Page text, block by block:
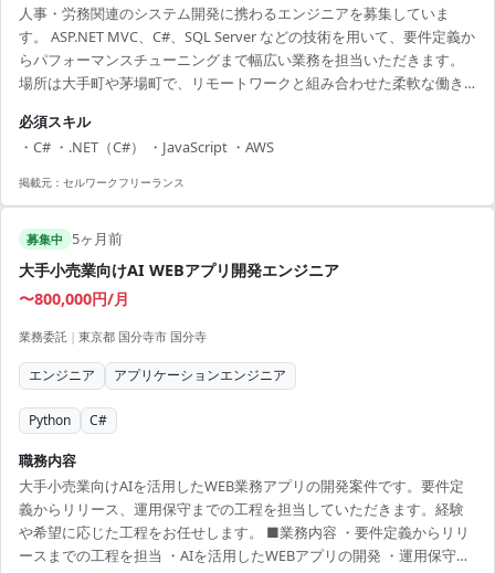
人事・労務関連のシステム開発に携わるエンジニアを募集していま
す。 ASP.NET MVC、C#、SQL Server などの技術を用いて、要件定義か
らパフォーマンスチューニングまで幅広い業務を担当いただきます。
場所は大手町や茅場町で、リモートワークと組み合わせた柔軟な働き
広い領域でスキルアップ可能 ・最新の技術環境での開発経験を積める
・リモート併用で柔軟な働き方ができる ・重要な役割を担えるポジシ
ョン ・スムーズなコミュニケーションが取れるチーム体制
必須スキル
・C# ・.NET（C#） ・JavaScript ・AWS
掲載元： セルワークフリーランス
募集中 5ヶ月前
大手小売業向けAI WEBアプリ開発エンジニア
〜800,000円/月
業務委託 | 東京都 国分寺市 国分寺
エンジニア アプリケーションエンジニア
Python C#
職務内容
大手小売業向けAIを活用したWEB業務アプリの開発案件です。要件定
義からリリース、運用保守までの工程を担当していただきます。経験
や希望に応じた工程をお任せします。 ■業務内容 ・要件定義からリリ
ースまでの工程を担当 ・AIを活用したWEBアプリの開発 ・運用保守、